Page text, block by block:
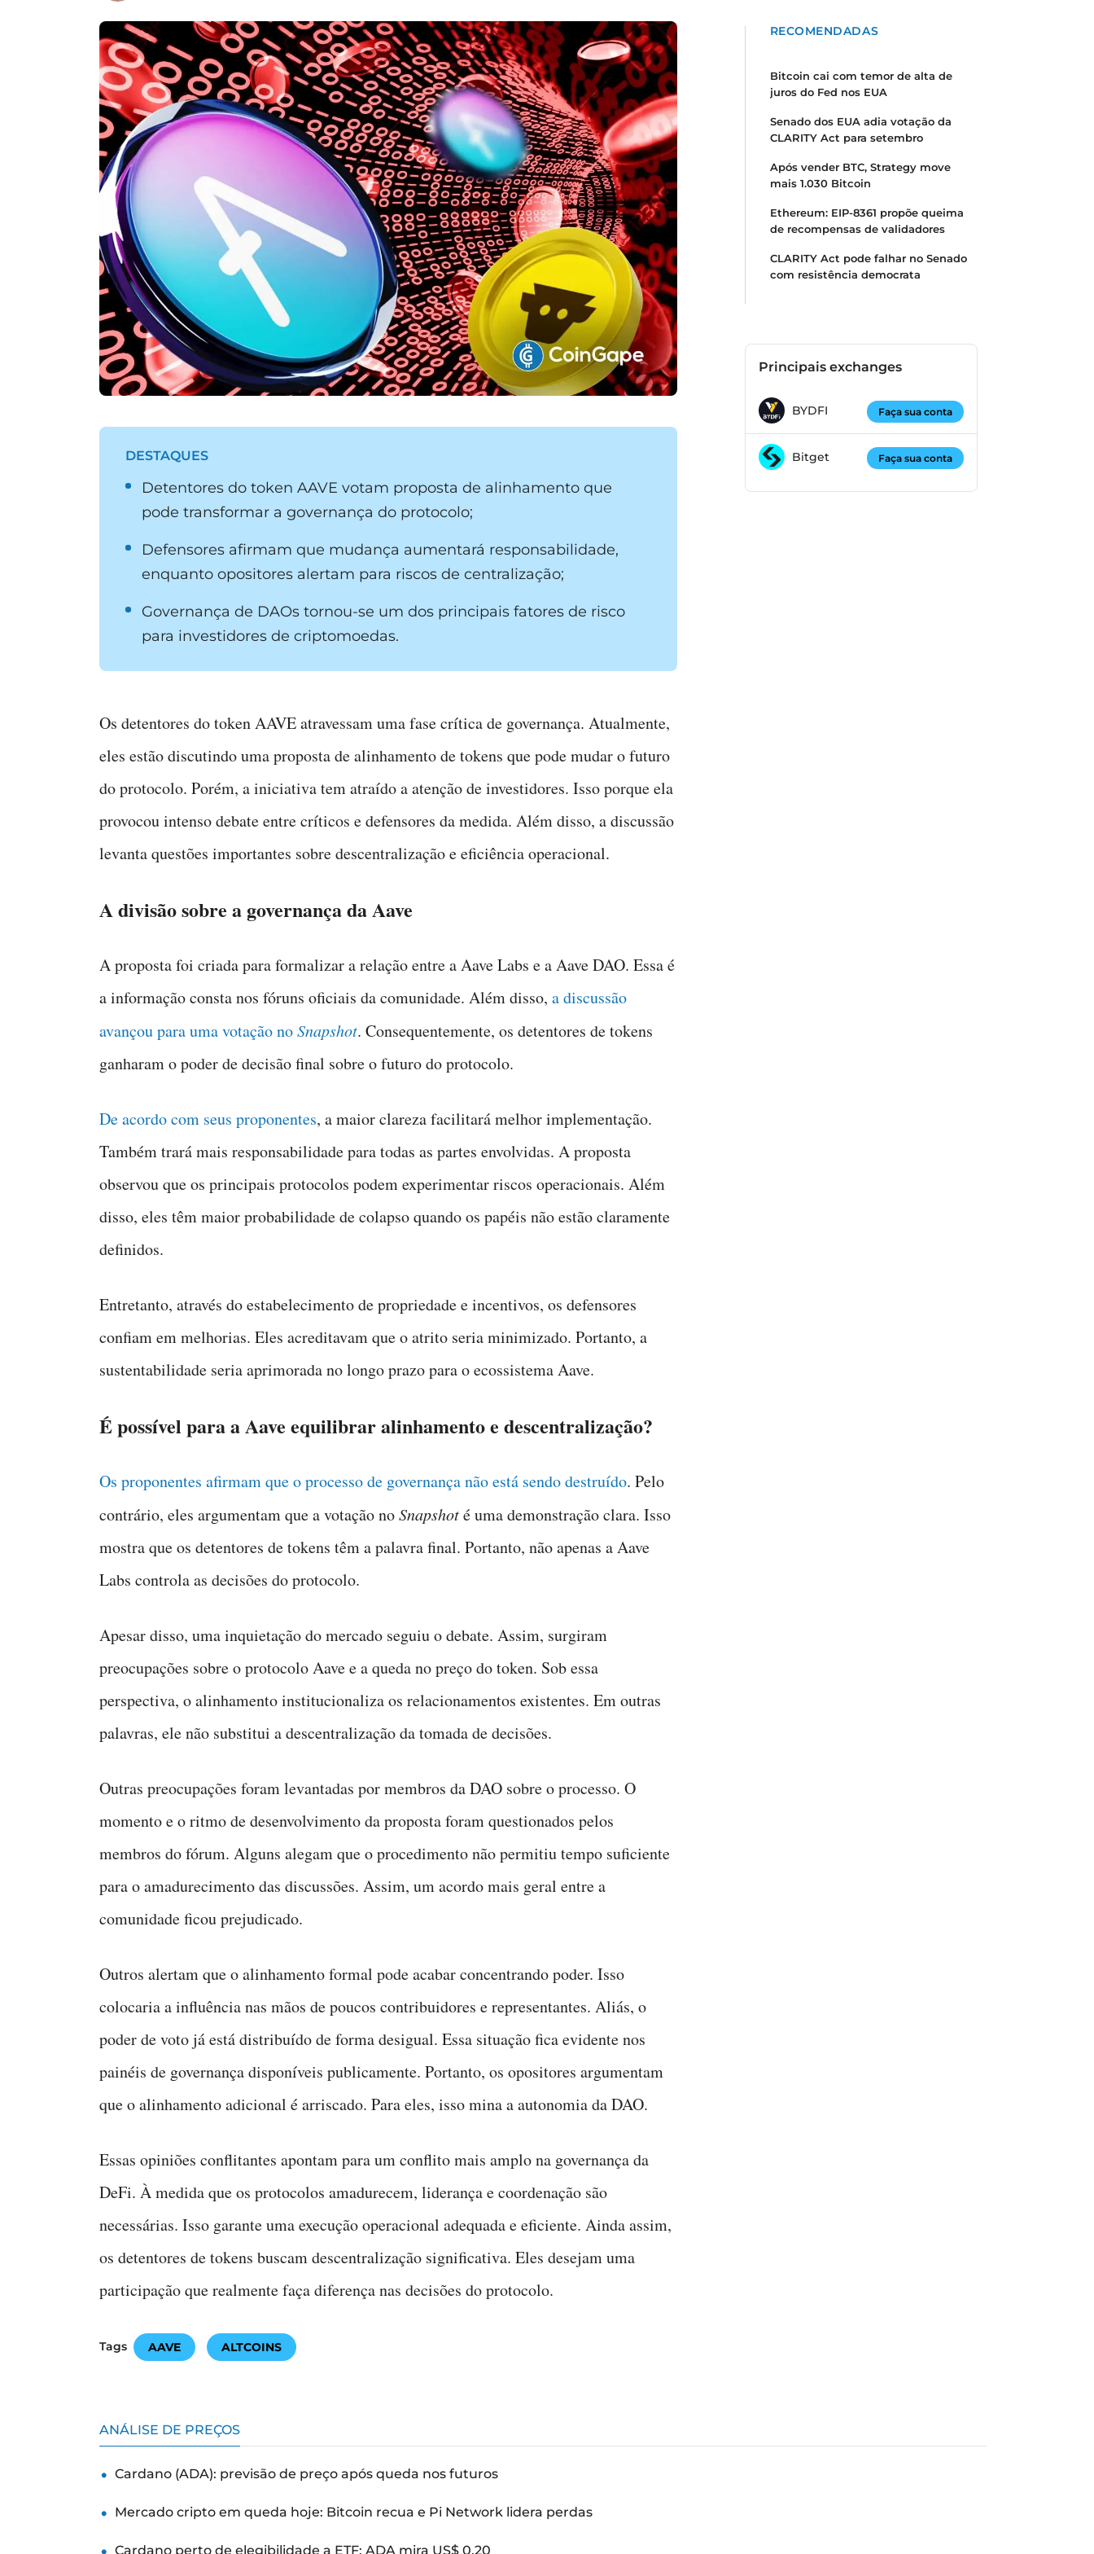
DESTAQUES
Detentores do token AAVE votam proposta de alinhamento que
pode transformar a governança do protocolo;
Defensores afirmam que mudança aumentará responsabilidade,
enquanto opositores alertam para riscos de centralização;
Governança de DAOs tornou-se um dos principais fatores de risco
para investidores de criptomoedas.
Os detentores do token AAVE atravessam uma fase crítica de governança. Atualmente,
eles estão discutindo uma proposta de alinhamento de tokens que pode mudar o futuro
do protocolo. Porém, a iniciativa tem atraído a atenção de investidores. Isso porque ela
provocou intenso debate entre críticos e defensores da medida. Além disso, a discussão
levanta questões importantes sobre descentralização e eficiência operacional.
A divisão sobre a governança da Aave
A proposta foi criada para formalizar a relação entre a Aave Labs e a Aave DAO. Essa é
a informação consta nos fóruns oficiais da comunidade. Além disso, a discussão
avançou para uma votação noSnapshot. Consequentemente, os detentores de tokens
ganharam o poder de decisão final sobre o futuro do protocolo.
De acordo com seus proponentes, a maior clareza facilitará melhor implementação.
Também trará mais responsabilidade para todas as partes envolvidas. A proposta
observou que os principais protocolos podem experimentar riscos operacionais. Além
disso, eles têm maior probabilidade de colapso quando os papéis não estão claramente
definidos.
Entretanto, através do estabelecimento de propriedade e incentivos, os defensores
confiam em melhorias. Eles acreditavam que o atrito seria minimizado. Portanto, a
sustentabilidade seria aprimorada no longo prazo para o ecossistema Aave.
É possível para a Aave equilibrar alinhamento e descentralização?
Os proponentes afirmam que o processo de governança não está sendo destruído. Pelo
contrário, eles argumentam que a votação noSnapshoté uma demonstração clara. Isso
mostra que os detentores de tokens têm a palavra final. Portanto, não apenas a Aave
Labs controla as decisões do protocolo.
Apesar disso, uma inquietação do mercado seguiu o debate. Assim, surgiram
preocupações sobre o protocolo Aave e a queda no preço do token. Sob essa
perspectiva, o alinhamento institucionaliza os relacionamentos existentes. Em outras
palavras, ele não substitui a descentralização da tomada de decisões.
Outras preocupações foram levantadas por membros da DAO sobre o processo. O
momento e o ritmo de desenvolvimento da proposta foram questionados pelos
membros do fórum. Alguns alegam que o procedimento não permitiu tempo suficiente
para o amadurecimento das discussões. Assim, um acordo mais geral entre a
comunidade ficou prejudicado.
Outros alertam que o alinhamento formal pode acabar concentrando poder. Isso
colocaria a influência nas mãos de poucos contribuidores e representantes. Aliás, o
poder de voto já está distribuído de forma desigual. Essa situação fica evidente nos
painéis de governança disponíveis publicamente. Portanto, os opositores argumentam
que o alinhamento adicional é arriscado. Para eles, isso mina a autonomia da DAO.
Essas opiniões conflitantes apontam para um conflito mais amplo na governança da
DeFi. À medida que os protocolos amadurecem, liderança e coordenação são
necessárias. Isso garante uma execução operacional adequada e eficiente. Ainda assim,
os detentores de tokens buscam descentralização significativa. Eles desejam uma
participação que realmente faça diferença nas decisões do protocolo.
Tags AAVE ALTCOINS
RECOMENDADAS
Bitcoin cai com temor de alta de
juros do Fed nos EUA
Senado dos EUA adia votação da
CLARITY Act para setembro
Após vender BTC, Strategy move
mais 1.030 Bitcoin
Ethereum: EIP-8361 propõe queima
de recompensas de validadores
CLARITY Act pode falhar no Senado
com resistência democrata
Principais exchanges
BYDFI Faça sua conta
Bitget Faça sua conta
ANÁLISE DE PREÇOS
Cardano (ADA): previsão de preço após queda nos futuros
Mercado cripto em queda hoje: Bitcoin recua e Pi Network lidera perdas
Cardano perto de elegibilidade a ETF: ADA mira US$ 0,20